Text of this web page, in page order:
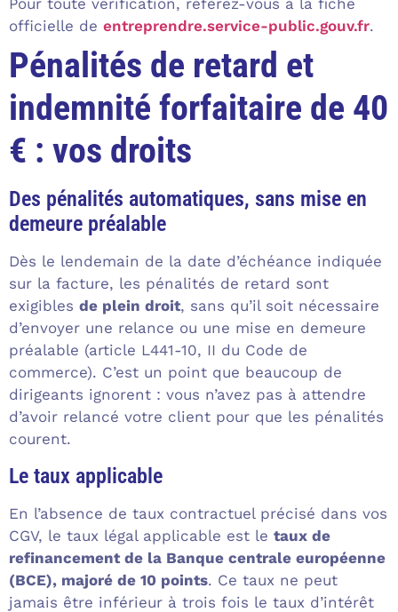
Pour toute vérification, référez-vous à la fiche
officielle de entreprendre.service-public.gouv.fr.
Pénalités de retard et
indemnité forfaitaire de 40
€ : vos droits
Des pénalités automatiques, sans mise en
demeure préalable
Dès le lendemain de la date d’échéance indiquée
sur la facture, les pénalités de retard sont
exigibles de plein droit, sans qu’il soit nécessaire
d’envoyer une relance ou une mise en demeure
préalable (article L441-10, II du Code de
commerce). C’est un point que beaucoup de
dirigeants ignorent : vous n’avez pas à attendre
d’avoir relancé votre client pour que les pénalités
courent.
Le taux applicable
En l’absence de taux contractuel précisé dans vos
CGV, le taux légal applicable est le taux de
refinancement de la Banque centrale européenne
(BCE), majoré de 10 points. Ce taux ne peut
jamais être inférieur à trois fois le taux d’intérêt